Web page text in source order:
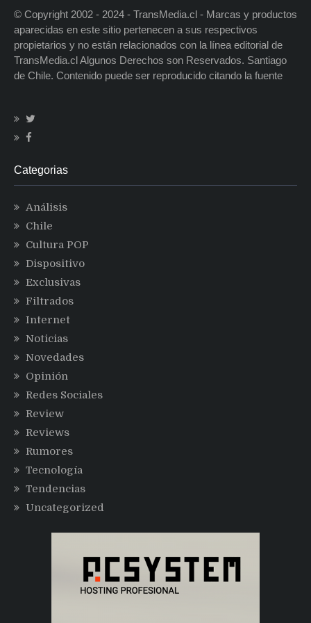
© Copyright 2002 - 2024 - TransMedia.cl - Marcas y productos
aparecidas en este sitio pertenecen a sus respectivos
propietarios y no están relacionados con la línea editorial de
TransMedia.cl Algunos Derechos son Reservados. Santiago
de Chile. Contenido puede ser reproducido citando la fuente
Categorias
Análisis
Chile
Cultura POP
Dispositivo
Exclusivas
Filtrados
Internet
Noticias
Novedades
Opinión
Redes Sociales
Review
Reviews
Rumores
Tecnología
Tendencias
Uncategorized